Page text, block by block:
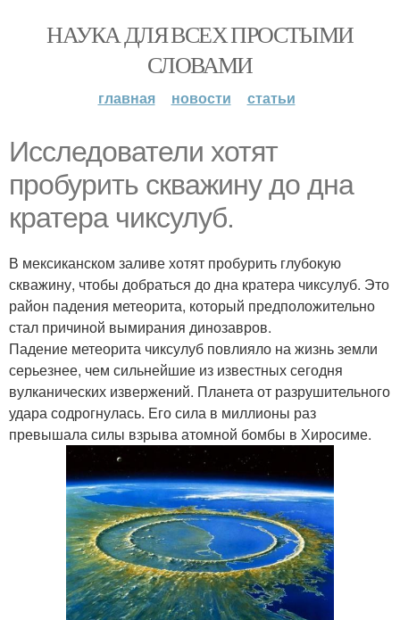
НАУКА ДЛЯ ВСЕХ ПРОСТЫМИ
СЛОВАМИ
главная новости статьи
Исследователи хотят
пробурить скважину до дна
кратера чиксулуб.
В мексиканском заливе хотят пробурить глубокую
скважину, чтобы добраться до дна кратера чиксулуб. Это
район падения метеорита, который предположительно
стал причиной вымирания динозавров.
Падение метеорита чиксулуб повлияло на жизнь земли
серьезнее, чем сильнейшие из известных сегодня
вулканических извержений. Планета от разрушительного
удара содрогнулась. Его сила в миллионы раз
превышала силы взрыва атомной бомбы в Хиросиме.